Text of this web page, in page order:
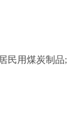
民用煤炭制品;